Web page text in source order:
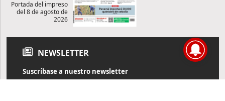
Portada del impreso
del 8 de agosto de
2026
NEWSLETTER
Suscríbase a nuestro newsletter
Reciba diariamente información de actualidad directamente en